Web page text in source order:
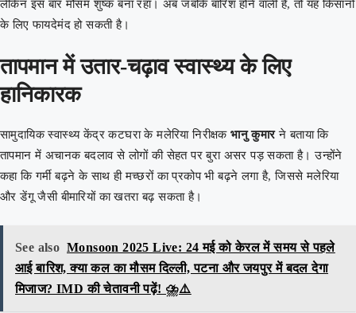
लेकिन इस बार मौसम शुष्क बना रहा। अब जबकि बारिश होने वाली है, तो यह किसानों
के लिए फायदेमंद हो सकती है।
तापमान में उतार-चढ़ाव स्वास्थ्य के लिए
हानिकारक
सामुदायिक स्वास्थ्य केंद्र कटघरा के मलेरिया निरीक्षकभानु कुमारने बताया कि
तापमान में अचानक बदलाव से लोगों की सेहत पर बुरा असर पड़ सकता है। उन्होंने
कहा कि गर्मी बढ़ने के साथ ही मच्छरों का प्रकोप भी बढ़ने लगा है, जिससे मलेरिया
और डेंगू जैसी बीमारियों का खतरा बढ़ सकता है।
See also Monsoon 2025 Live: 24 मई को केरल में समय से पहले
आई बारिश, क्या कल का मौसम दिल्ली, पटना और जयपुर में बदल देगा
मिजाज? IMD की चेतावनी पढ़ें! ⛈️⚠️